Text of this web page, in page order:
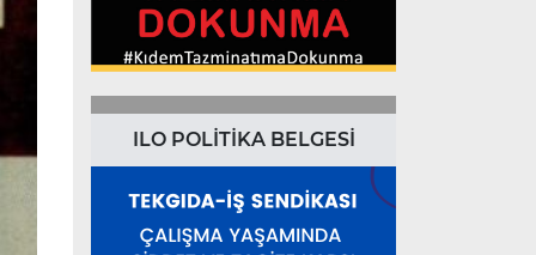
ILO POLİTİKA BELGESİ